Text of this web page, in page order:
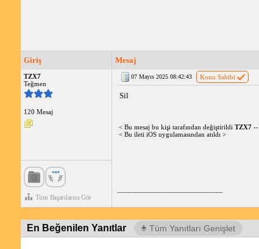
Giriş Mesaj
TZX7
Teğmen
120 Mesaj
Tüm Başarılarını Gör
07 Mayıs 2025 08:42:43 Konu Sahibi
Sil
< Bu mesaj bu kişi tarafından değiştirildi TZX7--
< Bu ileti iOS uygulamasından atıldı >
En Beğenilen Yanıtlar Tüm Yanıtları Genişlet